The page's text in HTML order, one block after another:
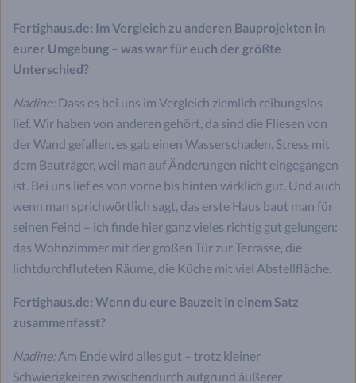
Fertighaus.de: Im Vergleich zu anderen Bauprojekten in
eurer Umgebung – was war für euch der größte
Unterschied?
Nadine:Dass es bei uns im Vergleich ziemlich reibungslos
lief. Wir haben von anderen gehört, da sind die Fliesen von
der Wand gefallen, es gab einen Wasserschaden, Stress mit
dem Bauträger, weil man auf Änderungen nicht eingegangen
ist. Bei uns lief es von vorne bis hinten wirklich gut. Und auch
wenn man sprichwörtlich sagt, das erste Haus baut man für
seinen Feind – ich finde hier ganz vieles richtig gut gelungen:
das Wohnzimmer mit der großen Tür zur Terrasse, die
lichtdurchfluteten Räume, die Küche mit viel Abstellfläche.
Fertighaus.de: Wenn du eure Bauzeit in einem Satz
zusammenfasst?
Nadine:Am Ende wird alles gut – trotz kleiner
Schwierigkeiten zwischendurch aufgrund äußerer